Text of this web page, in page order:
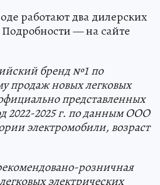
работают два дилерских
— на сайте
бренд №1 по
продаж новых легковых
представленных
2022-2025 г. по данным ООО
электромобили, возраст
розничная
электрических